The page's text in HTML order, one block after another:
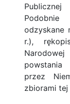
odzyskane
r.),
powstania
przez
zbiorami